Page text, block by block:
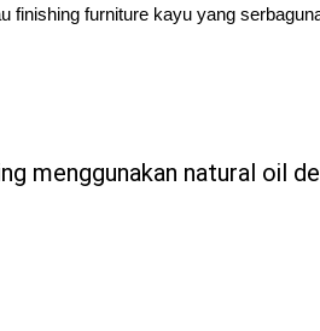
finishing furniture kayu yang
menggunakan natural oil